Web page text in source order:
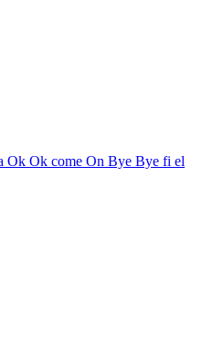
Ok Ok come On Bye Bye fi el